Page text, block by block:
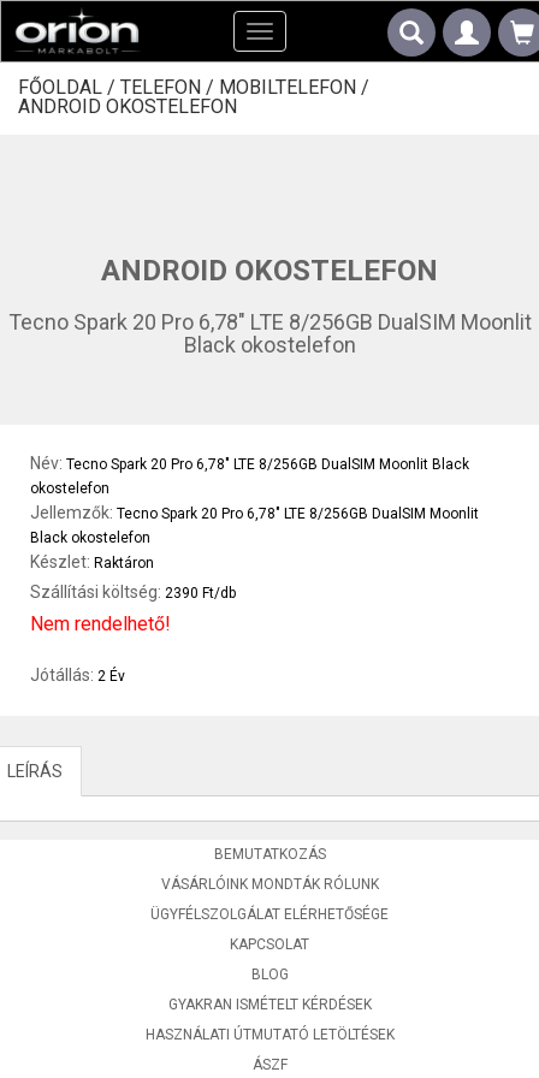
Toggle
navigation
FŐOLDAL / TELEFON / MOBILTELEFON /
ANDROID OKOSTELEFON
ANDROID OKOSTELEFON
Tecno Spark 20 Pro 6,78" LTE 8/256GB DualSIM Moonlit
Black okostelefon
Név: Tecno Spark 20 Pro 6,78" LTE 8/256GB DualSIM Moonlit Black
okostelefon
Jellemzők: Tecno Spark 20 Pro 6,78" LTE 8/256GB DualSIM Moonlit
Black okostelefon
Készlet: Raktáron
Szállítási költség: 2390 Ft/db
Nem rendelhető!
Jótállás: 2 Év
LEÍRÁS
BEMUTATKOZÁS
VÁSÁRLÓINK MONDTÁK RÓLUNK
ÜGYFÉLSZOLGÁLAT ELÉRHETŐSÉGE
KAPCSOLAT
BLOG
GYAKRAN ISMÉTELT KÉRDÉSEK
HASZNÁLATI ÚTMUTATÓ LETÖLTÉSEK
ÁSZF